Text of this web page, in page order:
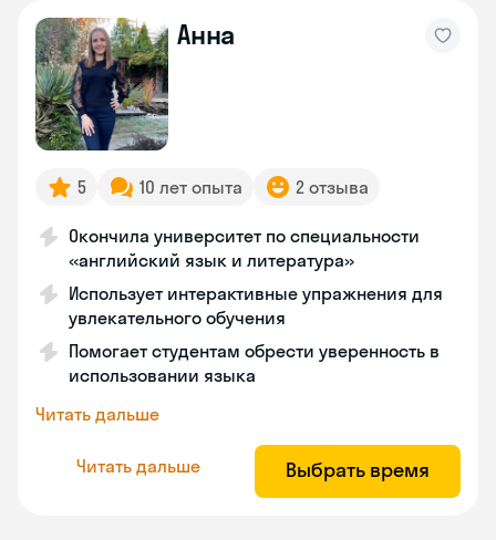
Анна
5 10 лет опыта 2 отзыва
Окончила университет по специальности
«английский язык и литература»
Использует интерактивные упражнения для
увлекательного обучения
Помогает студентам обрести уверенность в
использовании языка
Читать дальше
Читать дальше Выбрать время